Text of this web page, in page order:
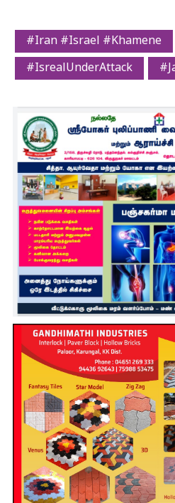
#Iran #Israel #Khamene
#IsrealUnderAttack